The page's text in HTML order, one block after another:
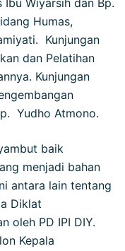
Ibu Wiyarsih dan Bp.
Humas,
Kunjungan
dan Pelatihan
Kunjungan
Yudho Atmono.
baik
menjadi bahan
antara lain tentang
Diklat
oleh PD IPI DIY.
Kepala